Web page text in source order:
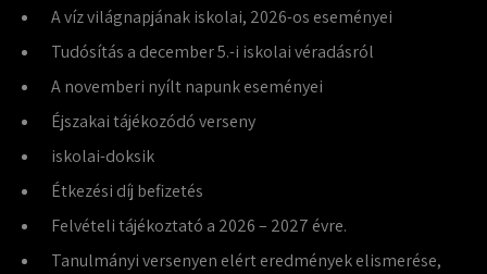
A víz világnapjának iskolai, 2026-os eseményei
Tudósítás a december 5.-i iskolai véradásról
A novemberi nyílt napunk eseményei
Éjszakai tájékozódó verseny
iskolai-doksik
Étkezési díj befizetés
Felvételi tájékoztató a 2026 – 2027 évre.
Tanulmányi versenyen elért eredmények elismerése,